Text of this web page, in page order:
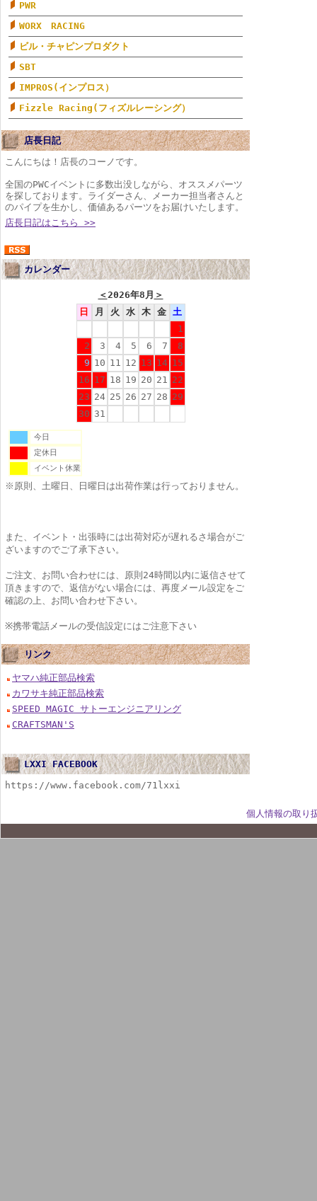
PWR
WORX RACING
ビル・チャピンプロダクト
SBT
IMPROS(インプロス）
Fizzle Racing(フィズルレーシング）
店長日記
こんにちは！店長のコーノです。
全国のPWCイベントに多数出没しながら、オススメパーツ
を探しております。ライダーさん、メーカー担当者さんと
のパイプを生かし、価値あるパーツをお届けいたします。
店長日記はこちら >>
カレンダー
＜ 2026年8月 ＞
日
月 火 水 木 金
土
1
2
3 4 5 6 7
8
9 10 11 12 13 14 15
16 17 18 19 20 21
22
23 24 25 26 27 28 29
30 31
今日
定休日
イベント休業
※原則、土曜日、日曜日は出荷作業は行っておりません。
また、イベント・出張時には出荷対応が遅れるさ場合がご
ざいますのでご了承下さい。
ご注文、お問い合わせには、原則24時間以内に返信させて
頂きますので、返信がない場合には、再度メール設定をご
確認の上、お問い合わせ下さい。
※携帯電話メールの受信設定にはご注意下さい
リンク
ヤマハ純正部品検索
カワサキ純正部品検索
SPEED MAGIC サトーエンジニアリング
CRAFTSMAN'S
LXXI FACEBOOK
https://www.facebook.com/71lxxi
個人情報の取り